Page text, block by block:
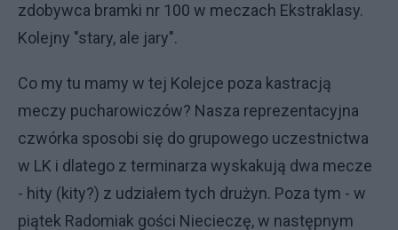
zdobywca bramki nr 100 w meczach Ekstraklasy.
Kolejny "stary, ale jary".
Co my tu mamy w tej Kolejce poza kastracją
meczy pucharowiczów? Nasza reprezentacyjna
czwórka sposobi się do grupowego uczestnictwa
w LK i dlatego z terminarza wyskakują dwa mecze
- hity (kity?) z udziałem tych drużyn. Poza tym - w
piątek Radomiak gości Niecieczę, w następnym